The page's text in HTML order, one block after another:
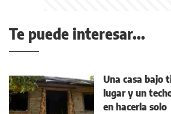
Te puede interesar...
Una casa bajo
lugar y un
en hacerla solo